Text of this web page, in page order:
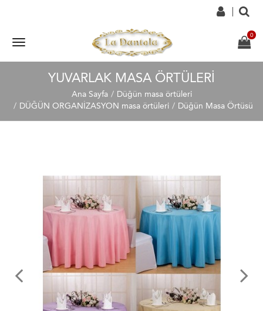
YUVARLAK MASA ÖRTÜLERI
Ana Sayfa
Düğün masa örtüleri
DÜĞÜN ORGANİZASYON masa örtüleri
Düğün Masa Örtüsü